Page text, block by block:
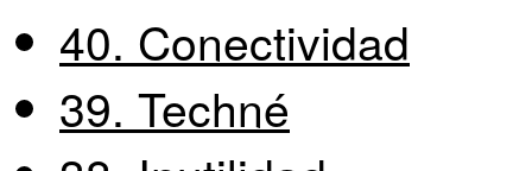
40. Conectividad
39. Techné